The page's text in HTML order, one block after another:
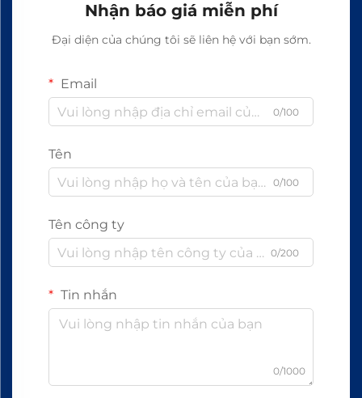
Nhận báo giá miễn phí
Đại diện của chúng tôi sẽ liên hệ với bạn sớm.
Email
0/100
Tên
0/100
Tên công ty
0/200
Tin nhắn
0/1000